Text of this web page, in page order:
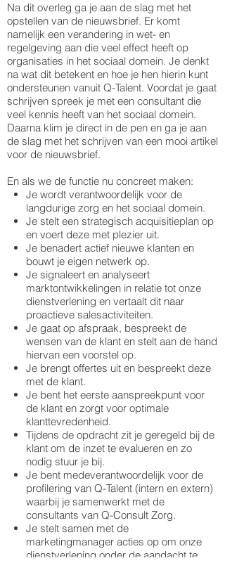
Na dit overleg ga je aan de slag met het
opstellen van de nieuwsbrief. Er komt
namelijk een verandering in wet- en
regelgeving aan die veel effect heeft op
organisaties in het sociaal domein. Je denkt
na wat dit betekent en hoe je hen hierin kunt
ondersteunen vanuit Q-Talent. Voordat je gaat
schrijven spreek je met een consultant die
veel kennis heeft van het sociaal domein.
Daarna klim je direct in de pen en ga je aan
de slag met het schrijven van een mooi artikel
voor de nieuwsbrief.
En als we de functie nu concreet maken:
Je wordt verantwoordelijk voor de
langdurige zorg en het sociaal domein.
Je stelt een strategisch acquisitieplan op
en voert deze met plezier uit.
Je benadert actief nieuwe klanten en
bouwt je eigen netwerk op.
Je signaleert en analyseert
marktontwikkelingen in relatie tot onze
dienstverlening en vertaalt dit naar
proactieve salesactiviteiten.
Je gaat op afspraak, bespreekt de
wensen van de klant en stelt aan de hand
hiervan een voorstel op.
Je brengt offertes uit en bespreekt deze
met de klant.
Je bent het eerste aanspreekpunt voor
de klant en zorgt voor optimale
klanttevredenheid.
Tijdens de opdracht zit je geregeld bij de
klant om de inzet te evalueren en zo
nodig stuur je bij.
Je bent medeverantwoordelijk voor de
profilering van Q-Talent (intern en extern)
waarbij je samenwerkt met de
consultants van Q-Consult Zorg.
Je stelt samen met de
marketingmanager acties op om onze
dienstverlening onder de aandacht te